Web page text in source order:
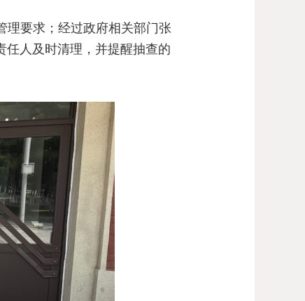
理要求；经过政府相关部门张
任人及时清理，并提醒抽查的